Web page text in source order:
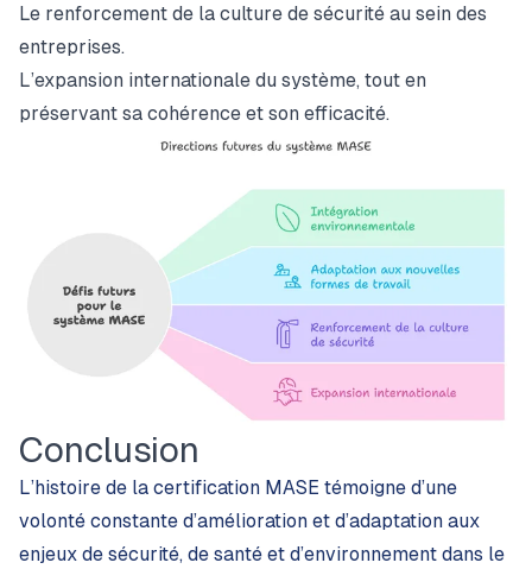
Le renforcement de la culture de sécurité au sein des
entreprises.
L’expansion internationale du système, tout en
préservant sa cohérence et son efficacité.
Conclusion
L’histoire de la certification MASE témoigne d’une
volonté constante d’amélioration et d’adaptation aux
enjeux de sécurité, de santé et d’environnement dans le